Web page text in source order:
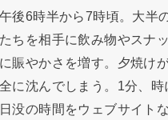
後6時半から7時頃。大半
ちを相手に飲み物やスナ
賑やかさを増す。夕焼け
に沈んでしまう。1分、
没の時間をウェブサイト